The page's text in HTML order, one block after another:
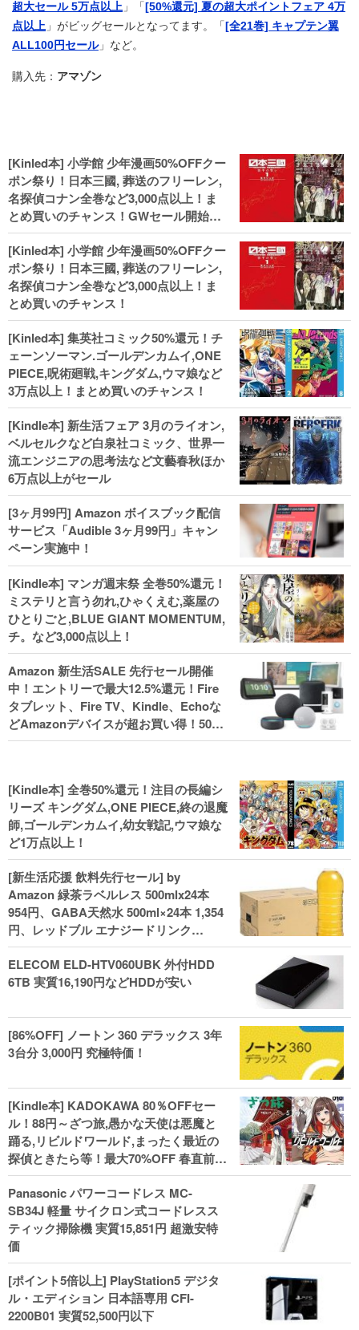
超大セール 5万点以上 」「 [50%還元] 夏の超大ポイントフェア 4万
点以上 」がビッグセールとなってます。「 [全21巻] キャプテン翼
ALL100円セール」など。
購入先： アマゾン
[Kinled本] 小学館 少年漫画50%OFFクー
ポン祭り！日本三國, 葬送のフリーレン,
名探偵コナン全巻など3,000点以上！ま
とめ買いのチャンス！GWセール開始！
人気コミック多数 カドカワ祭やIT関連本
がセールに！
[Kinled本] 小学館 少年漫画50%OFFクー
ポン祭り！日本三國, 葬送のフリーレン,
名探偵コナン全巻など3,000点以上！ま
とめ買いのチャンス！
[Kinled本] 集英社コミック50%還元！チ
ェーンソーマン.ゴールデンカムイ,ONE
PIECE,呪術廻戦,キングダム,ウマ娘など
3万点以上！まとめ買いのチャンス！
[Kindle本] 新生活フェア 3月のライオン,
ベルセルクなど白泉社コミック、世界一
流エンジニアの思考法など文藝春秋ほか
6万点以上がセール
[3ヶ月99円] Amazon ボイスブック配信
サービス「Audible 3ヶ月99円」キャン
ペーン実施中！
[Kindle本] マンガ週末祭 全巻50%還元！
ミステリと言う勿れ,ひゃくえむ,薬屋の
ひとりごと,BLUE GIANT MOMENTUM,
チ。など3,000点以上！
Amazon 新生活SALE 先行セール開催
中！エントリーで最大12.5%還元！Fire
タブレット、Fire TV、Kindle、Echoな
どAmazonデバイスが超お買い得！50%
還元！Kindle本 新生活フェアなど！
[Kindle本] 全巻50%還元！注目の長編シ
リーズ キングダム,ONE PIECE,終の退魔
師,ゴールデンカムイ,幼女戦記,ウマ娘な
ど1万点以上！
[新生活応援 飲料先行セール] by
Amazon 緑茶ラベルレス 500mlx24本
954円、GABA天然水 500ml×24本 1,354
円、レッドブル エナジードリンク
250mlx24本 3,412円、い･ろ･は･す 2L×8
本 846円など飲料セール
ELECOM ELD-HTV060UBK 外付HDD
6TB 実質16,190円などHDDが安い
[86%OFF] ノートン 360 デラックス 3年
3台分 3,000円 究極特価！
[Kindle本] KADOKAWA 80％OFFセー
ル！88円～ざつ旅,愚かな天使は悪魔と
踊る,リビルドワールド,まったく最近の
探偵ときたら等！最大70%OFF 春直前大
セール開始、実用本・小説などがセー
ル！
Panasonic パワーコードレス MC-
SB34J 軽量 サイクロン式コードレスス
ティック掃除機 実質15,851円 超激安特
価
[ポイント5倍以上] PlayStation5 デジタ
ル・エディション 日本語専用 CFI-
2200B01 実質52,500円以下